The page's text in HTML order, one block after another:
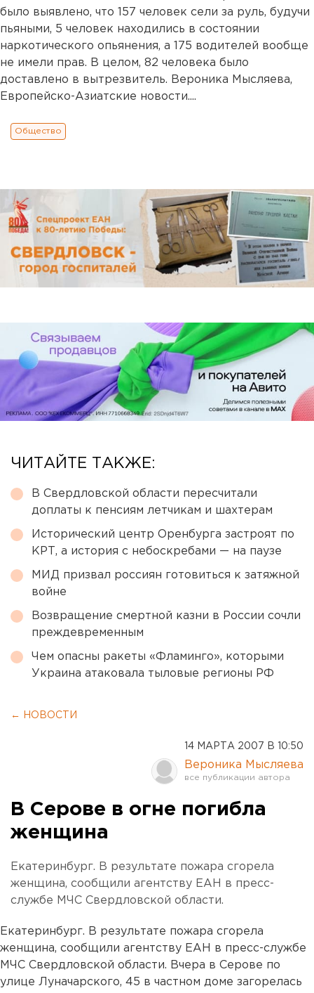
было выявлено, что 157 человек сели за руль, будучи
пьяными, 5 человек находились в состоянии
наркотического опьянения, а 175 водителей вообще
не имели прав. В целом, 82 человека было
доставлено в вытрезвитель. Вероника Мысляева,
Европейско-Азиатские новости....
Общество
ЧИТАЙТЕ ТАКЖЕ:
В Свердловской области пересчитали
доплаты к пенсиям летчикам и шахтерам
Исторический центр Оренбурга застроят по
КРТ, а история с небоскребами — на паузе
МИД призвал россиян готовиться к затяжной
войне
Возвращение смертной казни в России сочли
преждевременным
Чем опасны ракеты «Фламинго», которыми
Украина атаковала тыловые регионы РФ
← НОВОСТИ
14 МАРТА 2007 В 10:50
Вероника Мысляева
В Серове в огне погибла
женщина
Екатеринбург. В результате пожара сгорела
женщина, сообщили агентству ЕАН в пресс-
службе МЧС Свердловской области.
Екатеринбург. В результате пожара сгорела
женщина, сообщили агентству ЕАН в пресс-службе
МЧС Свердловской области. Вчера в Серове по
улице Луначарского, 45 в частном доме загорелась